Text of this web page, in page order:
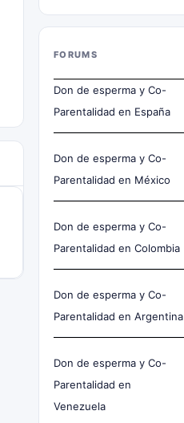
FORUMS
Don de esperma y Co-
Parentalidad en España
Don de esperma y Co-
Parentalidad en México
Don de esperma y Co-
Parentalidad en Colombia
Don de esperma y Co-
Parentalidad en Argentina
Don de esperma y Co-
Parentalidad en
Venezuela